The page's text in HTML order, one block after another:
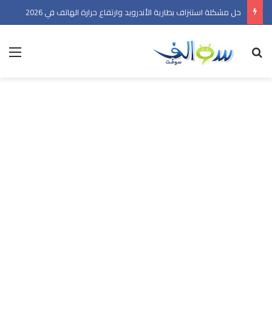
حل مشكلة استنزاف بطارية الأندرويد وارتفاع حرارة الهاتف في 2026
بحث عن